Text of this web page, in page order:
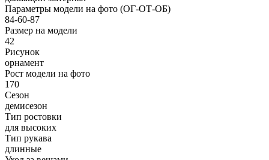
Параметры модели на фото (ОГ-ОТ-ОБ)
84-60-87
Размер на модели
42
Рисунок
орнамент
Рост модели на фото
170
Сезон
демисезон
Тип ростовки
для высоких
Тип рукава
длинные